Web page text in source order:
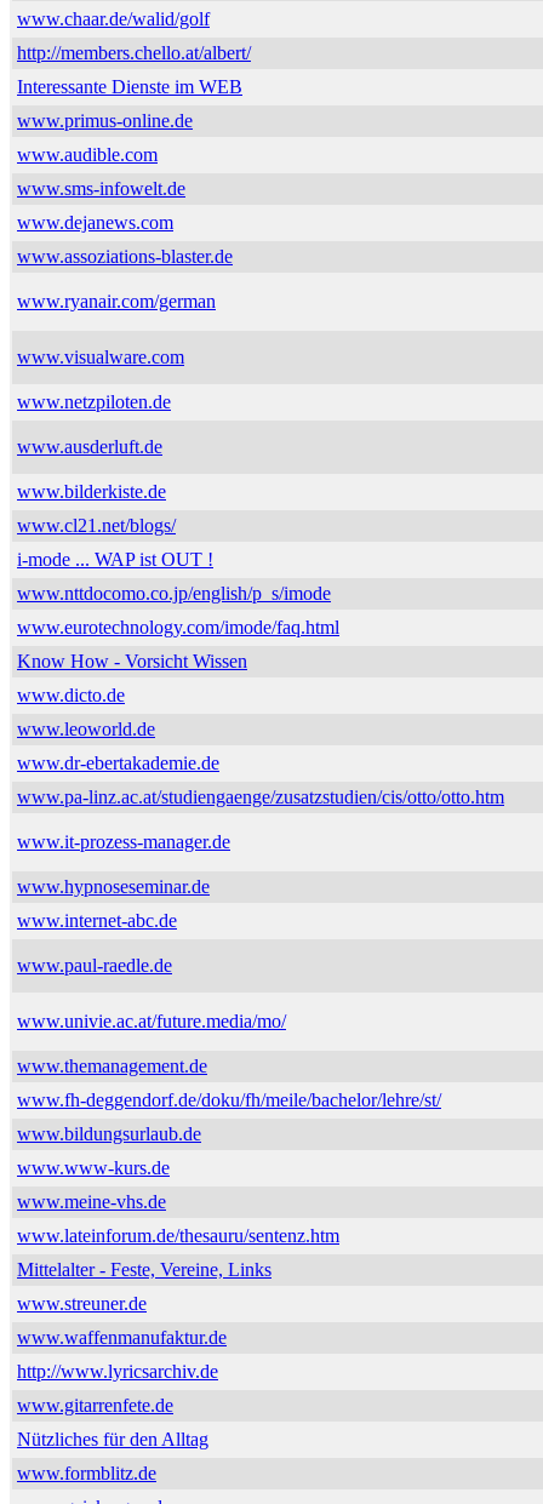
www.chaar.de/walid/golf
http://members.chello.at/albert/
Interessante Dienste im WEB
www.primus-online.de
www.audible.com
www.sms-infowelt.de
www.dejanews.com
www.assoziations-blaster.de
www.ryanair.com/german
www.visualware.com
www.netzpiloten.de
www.ausderluft.de
www.bilderkiste.de
www.cl21.net/blogs/
i-mode ... WAP ist OUT !
www.nttdocomo.co.jp/english/p_s/imode
www.eurotechnology.com/imode/faq.html
Know How - Vorsicht Wissen
www.dicto.de
www.leoworld.de
www.dr-ebertakademie.de
www.pa-linz.ac.at/studiengaenge/zusatzstudien/cis/otto/otto.htm
www.it-prozess-manager.de
www.hypnoseseminar.de
www.internet-abc.de
www.paul-raedle.de
www.univie.ac.at/future.media/mo/
www.themanagement.de
www.fh-deggendorf.de/doku/fh/meile/bachelor/lehre/st/
www.bildungsurlaub.de
www.www-kurs.de
www.meine-vhs.de
www.lateinforum.de/thesauru/sentenz.htm
Mittelalter - Feste, Vereine, Links
www.streuner.de
www.waffenmanufaktur.de
http://www.lyricsarchiv.de
www.gitarrenfete.de
Nützliches für den Alltag
www.formblitz.de